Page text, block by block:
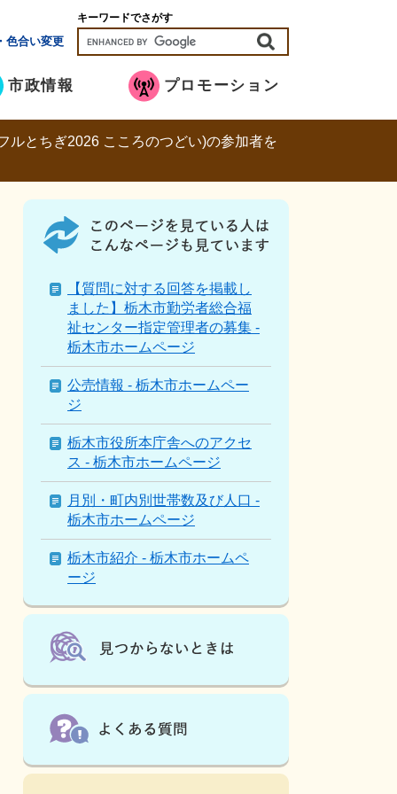
色合い変更
キーワードでさがす
市政情報 プロモーション
ルとちぎ2026 こころのつどい)の参加者を
こ
ペ
い
は
な
ジ
て
い
【質問に対する回答を掲載し
ました】栃木市勤労者総合福
祉センター指定管理者の募集 -
栃木市ホームページ
公売情報 - 栃木市ホームペー
ジ
栃木市役所本庁舎へのアクセ
ス - 栃木市ホームページ
月別・町内別世帯数及び人口 -
栃木市ホームページ
栃木市紹介 - 栃木市ホームペ
ージ